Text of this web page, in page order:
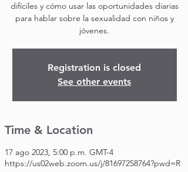
difíciles y cómo usar las oportunidades diarias
para hablar sobre la sexualidad con niños y
jóvenes.
Registration is closed
See other events
Time & Location
17 ago 2023, 5:00 p.m. GMT-4
https://us02web.zoom.us/j/81697258764?pwd=R